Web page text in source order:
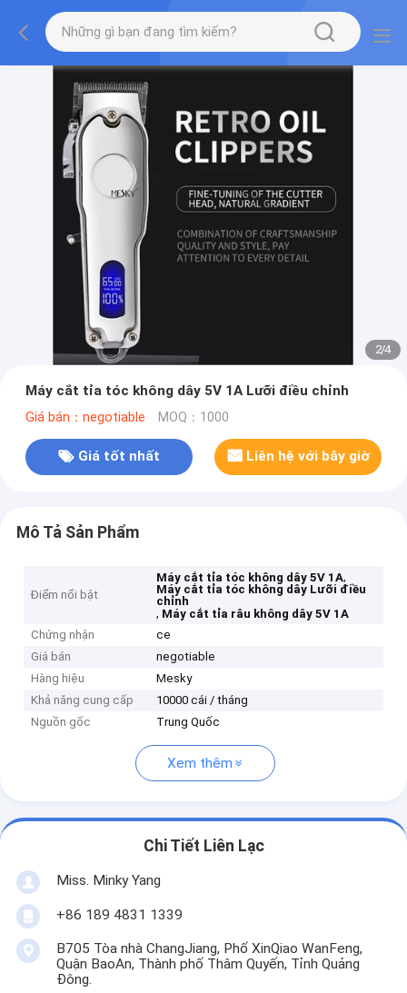
2/4
Máy cắt tỉa tóc không dây 5V 1A Lưỡi điều chỉnh
Giá bán：negotiable MOQ：1000
Giá tốt nhất Liên hệ với bây giờ
Mô Tả Sản Phẩm
Điểm nổi bật
Máy cắt tỉa tóc không dây 5V 1A,
Máy cắt tỉa tóc không dây Lưỡi điều
chỉnh
, Máy cắt tỉa râu không dây 5V 1A
Chứng nhận
ce
Giá bán
negotiable
Hàng hiệu
Mesky
Khả năng cung cấp
10000 cái / tháng
Nguồn gốc
Trung Quốc
Xem thêm
Chi Tiết Liên Lạc
Miss. Minky Yang
+86 189 4831 1339
B705 Tòa nhà ChangJiang, Phố XinQiao WanFeng,
Quận BaoAn, Thành phố Thâm Quyến, Tỉnh Quảng
Đông.